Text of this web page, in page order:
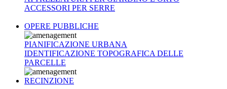
ACCESSORI PER SERRE
OPERE PUBBLICHE
PIANIFICAZIONE URBANA
IDENTIFICAZIONE TOPOGRAFICA DELLE
PARCELLE
RECINZIONE